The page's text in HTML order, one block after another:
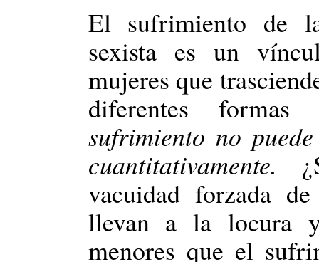
El sufrimiento de
sexista es un
mujeres que
diferentes
sufrimiento no
cuantitativamente.
vacuidad forzada
llevan a la locura
menores que el